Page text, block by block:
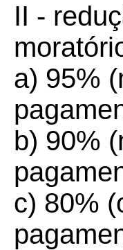
II -
a) 95%
b) 90%
c) 80%